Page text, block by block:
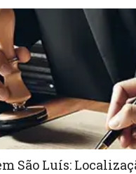
São Luís: